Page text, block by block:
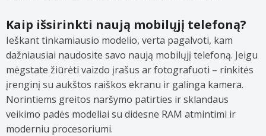
Kaip išsirinkti naują mobilųjį telefoną?
Ieškant tinkamiausio modelio, verta pagalvoti, kam
dažniausiai naudosite savo naują mobilųjį telefoną. Jeigu
mėgstate žiūrėti vaizdo įrašus ar fotografuoti – rinkitės
įrenginį su aukštos raiškos ekranu ir galinga kamera.
Norintiems greitos naršymo patirties ir sklandaus
veikimo padės modeliai su didesne RAM atmintimi ir
moderniu procesoriumi.